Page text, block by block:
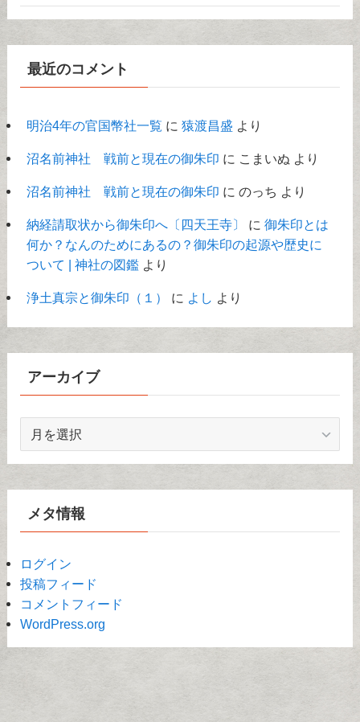
最近のコメント
明治4年の官国幣社一覧 に 猿渡昌盛 より
沼名前神社 戦前と現在の御朱印 に こまいぬ より
沼名前神社 戦前と現在の御朱印 に のっち より
納経請取状から御朱印へ〔四天王寺〕 に 御朱印とは
何か？なんのためにあるの？御朱印の起源や歴史に
ついて | 神社の図鑑より
浄土真宗と御朱印（１） に よし より
アーカイブ
カ
イ
メタ情報
ログイン
投稿フィード
コメントフィード
WordPress.org